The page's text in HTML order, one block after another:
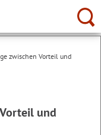
zwischen Vorteil und
und